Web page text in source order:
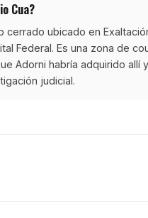
Cua?
cerrado ubicado en
Federal. Es una zona de
Adorni habría adquirido
judicial.